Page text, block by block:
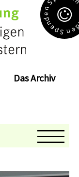
Das Archiv
S
p
e
n
d
e
n
S
e
n